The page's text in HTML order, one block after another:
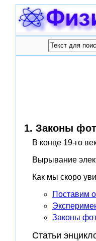
1. Законы
В конце 19-го
Вырывание
Как мы скоро
Поставим
Законы
Статьи